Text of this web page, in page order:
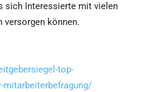
sich Interessierte mit vielen
versorgen können.
top-
mitarbeiterbefragung/